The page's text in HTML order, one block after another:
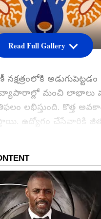
వ్యాపారాల్లో మంచి లాభాలు
లభిస్తుంది. కొత్త
ఉద్యోగం చేసేవారికి
అందుకుంటారు. చేసే ప్రతి
సమాచారం కోసం ఏసియానెట్
మీ ఫ్రిఫర్డ్ సోర్స్ గా ఎంచుకోండి
Read Full Gallery